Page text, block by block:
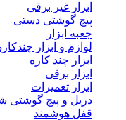
ابزار غیر برقی
پیچ گوشتی دستی
جعبه ابزار
لوازم و ابزار
ابزار چند کاره
ابزار برقی
ابزار تعمیرات
دریل و پیچ گوشتی
قفل هوشمند